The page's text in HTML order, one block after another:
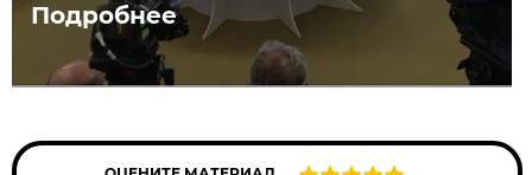
Подробнее